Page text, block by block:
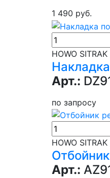
1 490 руб.
HOWO
Арт.:
по запросу
HOWO
Арт.: